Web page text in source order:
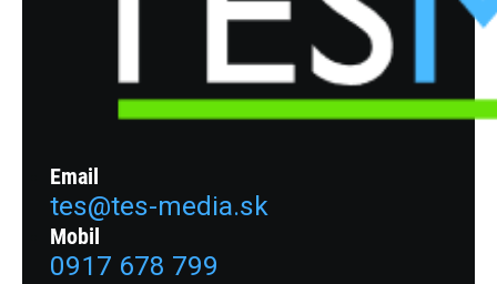
Email
tes@tes-media.sk
Mobil
0917 678 799